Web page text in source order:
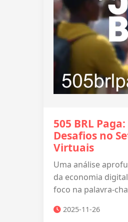
505 BRL
Desafios no
Virtuais
Uma análise
da economia
foco na palavra-
2025-11-26